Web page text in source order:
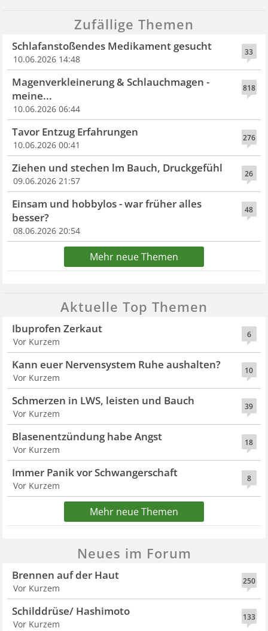
Zufällige Themen
33
Schlafanstoßendes Medikament gesucht
10.06.2026 14:48
818
Magenverkleinerung & Schlauchmagen -
meine...
10.06.2026 06:44
276
Tavor Entzug Erfahrungen
10.06.2026 00:41
26
Ziehen und stechen lm Bauch, Druckgefühl
09.06.2026 21:57
48
Einsam und hobbylos - war früher alles
besser?
08.06.2026 20:54
Mehr neue Themen
Aktuelle Top Themen
6
Ibuprofen Zerkaut
Vor Kurzem
10
Kann euer Nervensystem Ruhe aushalten?
Vor Kurzem
39
Schmerzen in LWS, leisten und Bauch
Vor Kurzem
18
Blasenentzündung habe Angst
Vor Kurzem
8
Immer Panik vor Schwangerschaft
Vor Kurzem
Mehr neue Themen
Neues im Forum
250
Brennen auf der Haut
Vor Kurzem
133
Schilddrüse/ Hashimoto
Vor Kurzem